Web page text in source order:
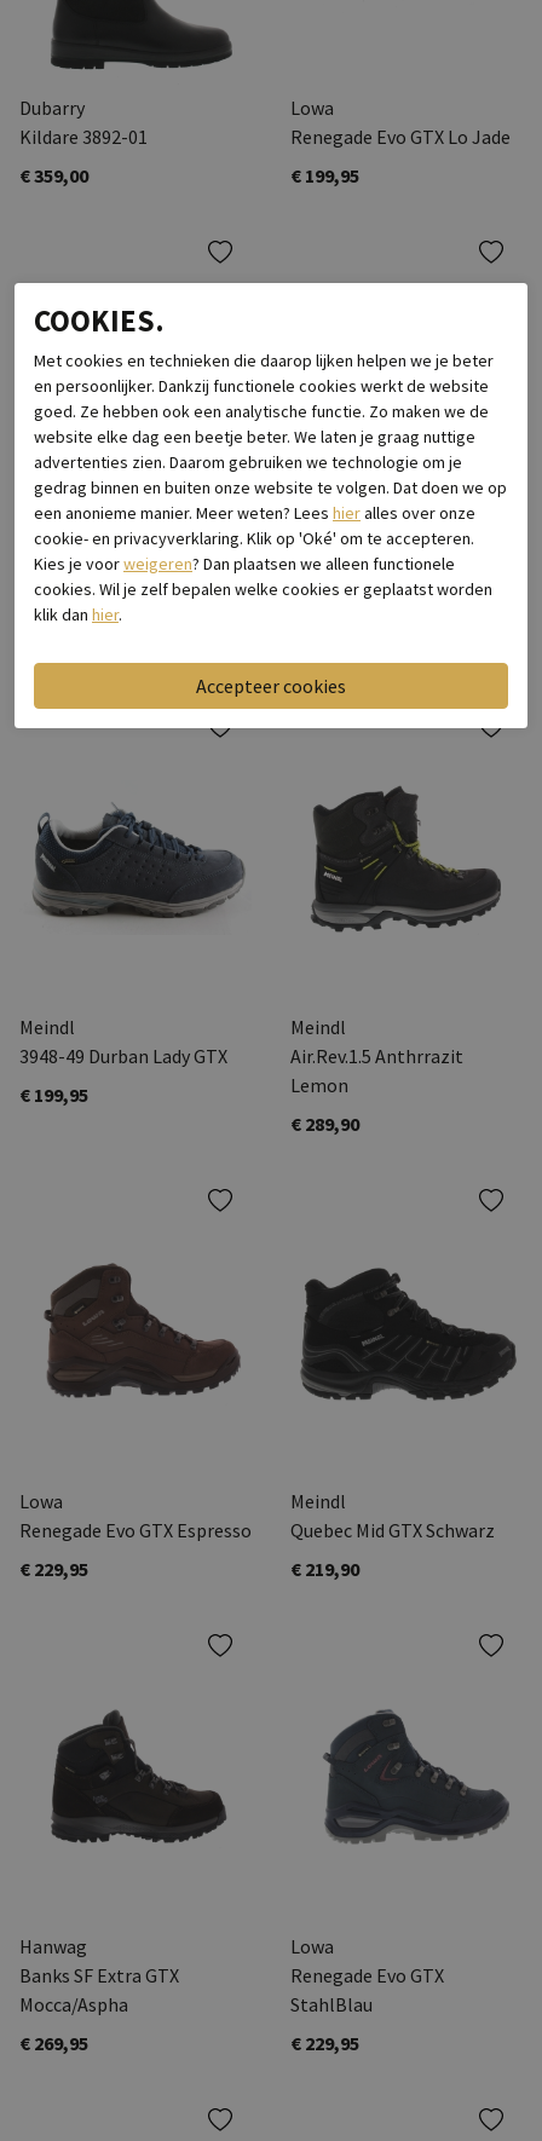
Dubarry
Kildare 3892-01
€ 359,00
Lowa
Renegade Evo GTX Lo Jade
€ 199,95
Hanwag
Banks Lady GTX
Navy/Asphalt
Renegade Evo GTX
Meindl
3948-49 Durban Lady GTX
€ 199,95
Meindl
Air.Rev.1.5 Anthrrazit
Lemon
€ 289,90
Lowa
Renegade Evo GTX Espresso
€ 229,95
Meindl
Quebec Mid GTX Schwarz
€ 219,90
Hanwag
Banks SF Extra GTX
Mocca/Aspha
€ 269,95
Lowa
Renegade Evo GTX
StahlBlau
€ 229,95
COOKIES.
Met cookies en technieken die daarop lijken helpen we je beter
en persoonlijker. Dankzij functionele cookies werkt de website
goed. Ze hebben ook een analytische functie. Zo maken we de
website elke dag een beetje beter. We laten je graag nuttige
advertenties zien. Daarom gebruiken we technologie om je
gedrag binnen en buiten onze website te volgen. Dat doen we op
een anonieme manier. Meer weten? Lees hieralles over onze
cookie- en privacyverklaring. Klik op 'Oké' om te accepteren.
Kies je voorweigeren? Dan plaatsen we alleen functionele
cookies. Wil je zelf bepalen welke cookies er geplaatst worden
klik dan hier.